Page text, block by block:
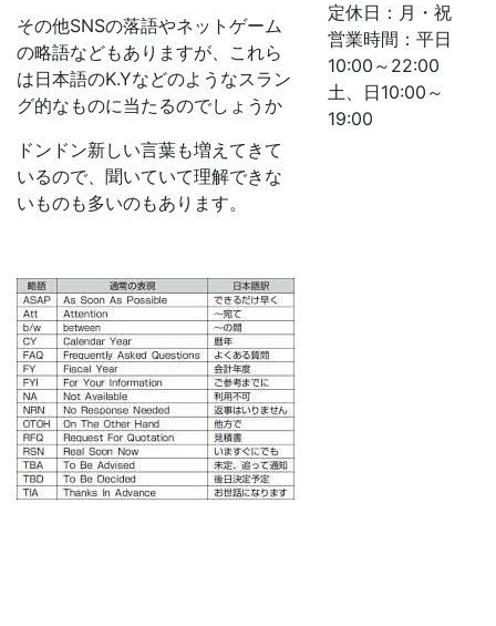
その他SNSの落語やネットゲーム
の略語などもありますが、これら
は日本語のK.Yなどのようなスラン
グ的なものに当たるのでしょうか
ドンドン新しい言葉も増えてきて
いるので、聞いていて理解できな
いものも多いのもあります。
定休日：月・祝
営業時間：平日
10:00～22:00
土、日10:00～
19:00